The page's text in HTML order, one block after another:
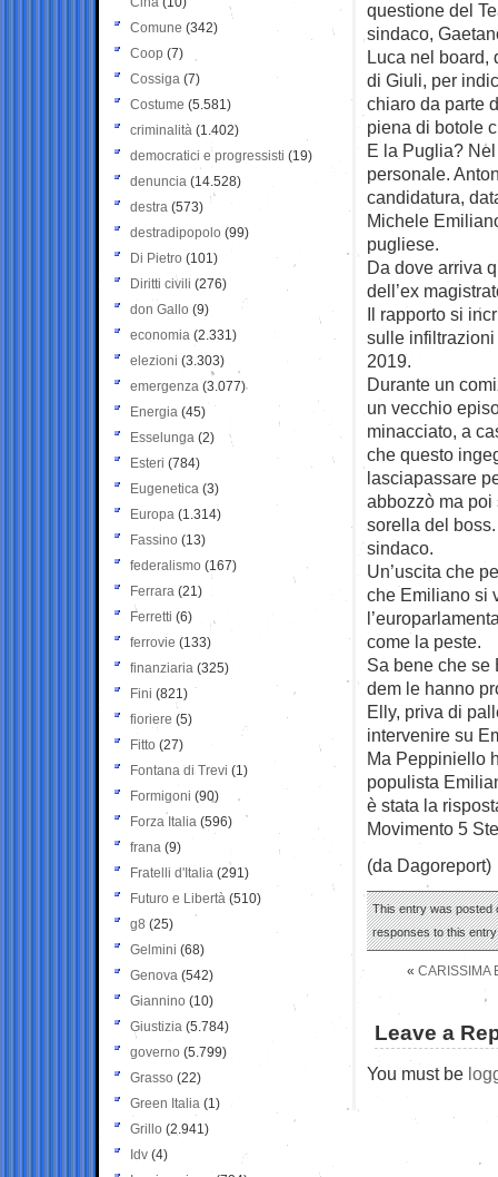
questione del
sindaco,
Luca nel board,
di Giuli, per
chiaro da parte
piena di botole
E la Puglia?
personale.
candidatura,
Michele
pugliese.
Da dove arriva
dell’ex
Il rapporto si
sulle
2019.
Durante un
un vecchio
minacciato, a
che questo
lasciapassare
abbozzò ma poi
sorella del
sindaco.
Un’uscita che
che Emiliano si
come la peste.
Sa bene che se
dem le hanno
Elly, priva di
intervenire su
Ma Peppiniello
populista
è stata la
Movimento 5
(da Dagoreport)
This entry was posted
responses to this
« CARISSIMA
Leave a
You must be
Comune (342)
Coop (7)
Cossiga (7)
Costume (5.581)
criminalità (1.402)
democratici e progressisti (19)
denuncia (14.528)
destra (573)
destradipopolo (99)
Di Pietro (101)
Diritti civili (276)
don Gallo (9)
economia (2.331)
elezioni (3.303)
emergenza (3.077)
Energia (45)
Esselunga (2)
Esteri (784)
Eugenetica (3)
Europa (1.314)
Fassino (13)
federalismo (167)
Ferrara (21)
Ferretti (6)
ferrovie (133)
finanziaria (325)
Fini (821)
fioriere (5)
Fitto (27)
Fontana di Trevi (1)
Formigoni (90)
Forza Italia (596)
frana (9)
Fratelli d'Italia (291)
Futuro e Libertà (510)
g8 (25)
Gelmini (68)
Genova (542)
Giannino (10)
Giustizia (5.784)
governo (5.799)
Grasso (22)
Green Italia (1)
Grillo (2.941)
Idv (4)